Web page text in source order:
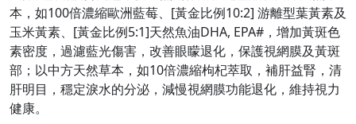
本，如100倍濃縮歐洲藍莓、[黃金比例10:2] 游離型葉黃素及
玉米黃素、[黃金比例5:1]天然魚油DHA, EPA#，增加黃斑色
素密度，過濾藍光傷害，改善眼矇退化，保護視網膜及黃斑
部；以中方天然草本，如10倍濃縮枸杞萃取，補肝益腎，清
肝明目，穩定淚水的分泌，減慢視網膜功能退化，維持視力
健康。